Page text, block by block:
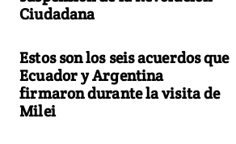
Ciudadana
Estos son los seis acuerdos que
Ecuador y Argentina
firmaron durante la visita de
Milei